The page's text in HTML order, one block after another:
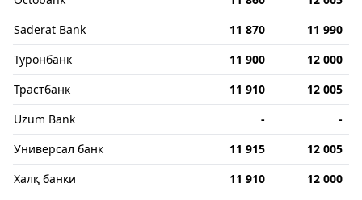
Saderat Bank
11 870
11 990
Туронбанк
11 900
12 000
Трастбанк
11 910
12 005
Uzum Bank
-
-
Универсал банк
11 915
12 005
Халқ банки
11 910
12 000